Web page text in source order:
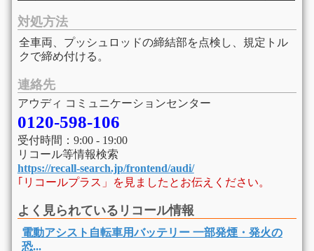
対処方法
全車両、プッシュロッドの締結部を点検し、規定トル
クで締め付ける。
連絡先
アウディ コミュニケーションセンター
0120-598-106
受付時間：9:00 - 19:00
リコール等情報検索
https://recall-search.jp/frontend/audi/
｢リコールプラス」を見ましたとお伝えください。
よく見られているリコール情報
電動アシスト自転車用バッテリー 一部発煙・発火の
恐...